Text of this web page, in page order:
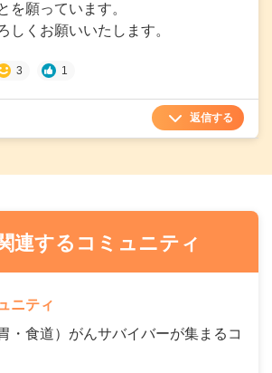
を願っています。
しくお願いいたします。
3 1
返信する
連するコミュニティ
ニティ
・食道）がんサバイバーが集まるコ